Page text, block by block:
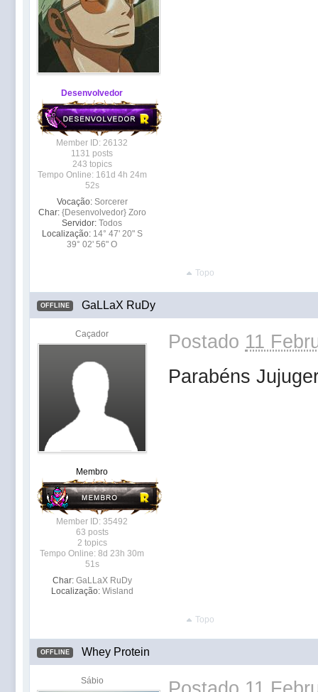
Desenvolvedor
Member ID: 26132
1131 posts
243 topics
Tempo Online: 161d 4h 24m
52s
Vocação: Sorcerer
Char: {Desenvolvedor} Zoro
Servidor: Todos
Localização: 14° 47' 20" S
39° 02' 56" O
Topo
OFFLINE GaLLaX RuDy
Caçador
Membro
Member ID: 35492
63 posts
2 topics
Tempo Online: 8d 23h 30m
51s
Char: GaLLaX RuDy
Localização: Wisland
Postado 11
Parabéns
Topo
OFFLINE Whey Protein
Sábio